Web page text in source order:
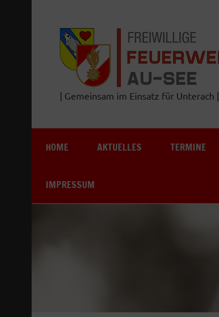
| Gemeinsam im Einsatz für Unterach |
HOME AKTUELLES TERMINE
IMPRESSUM